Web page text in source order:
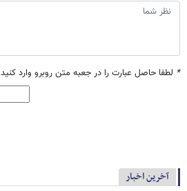
* لطفا حاصل عبارت را در جعبه متن روبرو وارد کنید
آخرین اخبار